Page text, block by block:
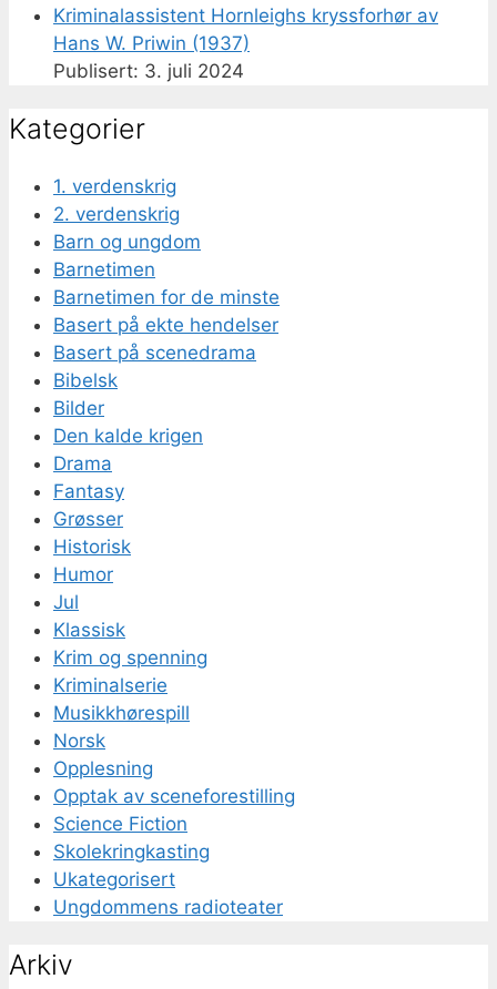
Kriminalassistent Hornleighs kryssforhør av
Hans W. Priwin (1937)
3. juli 2024
Kategorier
1. verdenskrig
2. verdenskrig
Barn og ungdom
Barnetimen
Barnetimen for de minste
Basert på ekte hendelser
Basert på scenedrama
Bibelsk
Bilder
Den kalde krigen
Drama
Fantasy
Grøsser
Historisk
Humor
Jul
Klassisk
Krim og spenning
Kriminalserie
Musikkhørespill
Norsk
Opplesning
Opptak av sceneforestilling
Science Fiction
Skolekringkasting
Ukategorisert
Ungdommens radioteater
Arkiv